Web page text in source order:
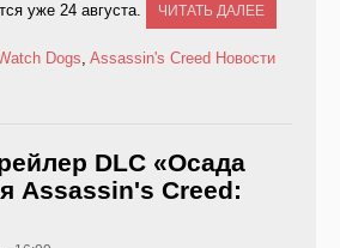
уже 24 августа.
ЧИТАТЬ ДАЛЕЕ
Dogs, Assassin's Creed Новости
DLC «Осада
Assassin's Creed: